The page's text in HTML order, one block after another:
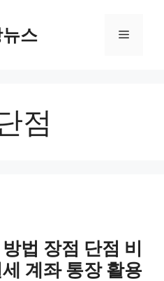
스 메
점
법 장점 단점 비
계좌 통장 활용